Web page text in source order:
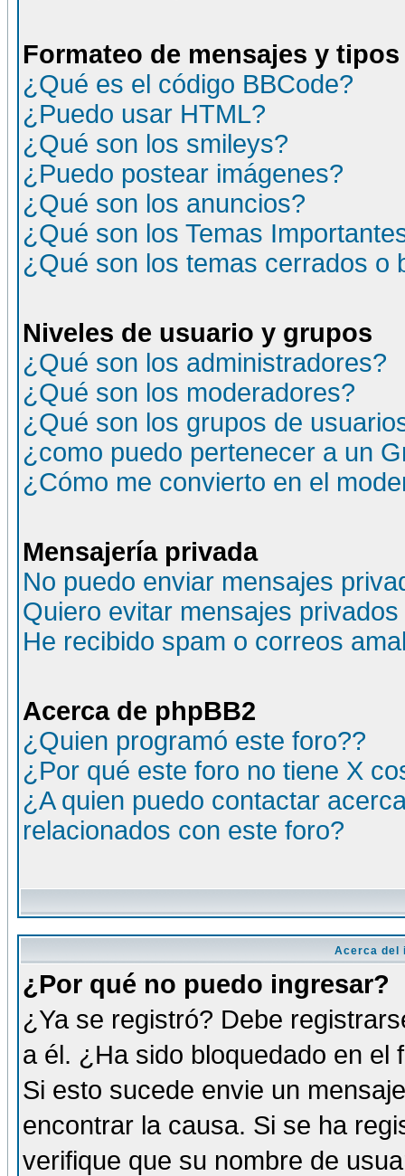
Formateo de mensajes y
¿Qué es el código BBCode?
¿Puedo usar HTML?
¿Qué son los smileys?
¿Puedo postear imágenes?
¿Qué son los anuncios?
¿Qué son los Temas
¿Qué son los temas cerrados o
Niveles de usuario y grupos
¿Qué son los administradores?
¿Qué son los moderadores?
¿Qué son los grupos de
¿como puedo pertenecer a un
¿Cómo me convierto en el
Mensajería privada
No puedo enviar mensajes
Quiero evitar mensajes
He recibido spam o correos
Acerca de phpBB2
¿Quien programó este foro??
¿Por qué este foro no tiene X
¿A quien puedo contactar
relacionados con este foro?
Acerca del
¿Por qué no puedo ingresar?
¿Ya se registró? Debe
a él. ¿Ha sido bloquedado en
Si esto sucede envie un
encontrar la causa. Si se ha
verifique que su nombre de